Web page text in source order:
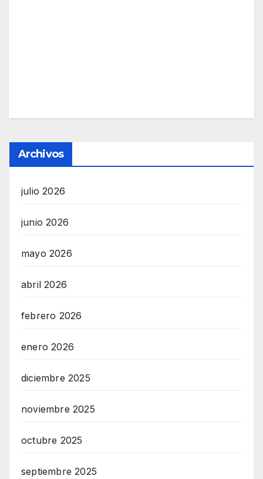
Archivos
julio 2026
junio 2026
mayo 2026
abril 2026
febrero 2026
enero 2026
diciembre 2025
noviembre 2025
octubre 2025
septiembre 2025